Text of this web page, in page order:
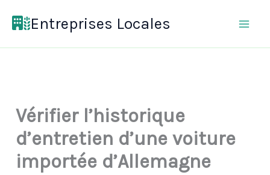
Entreprises Locales
Vérifier l’historique
d’entretien d’une voiture
importée d’Allemagne